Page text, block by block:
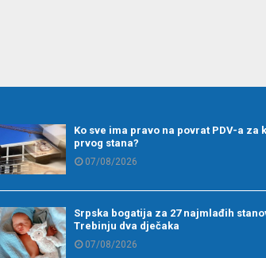
Ko sve ima pravo na povrat PDV-a za
prvog stana?
07/08/2026
Srpska bogatija za 27 najmlađih
Trebinju dva dječaka
07/08/2026